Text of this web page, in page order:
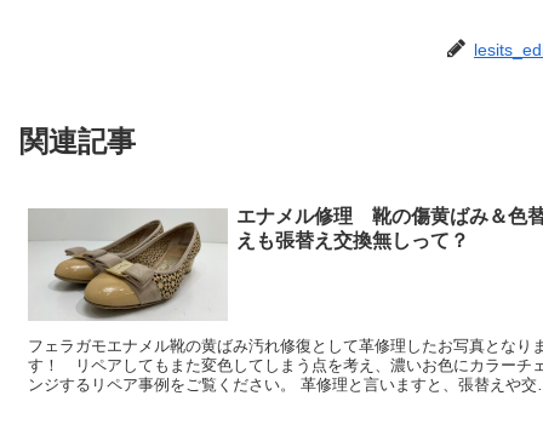
関連記事
エナメル修理 靴の傷黄ばみ＆色
えも張替え交換無しって？
フェラガモエナメル靴の黄ばみ汚れ修復として革修理したお写真となり
す！ リペアしてもまた変色してしまう点を考え、濃いお色にカラーチ
ンジするリペア事例をご覧ください。 革修理と言いますと、張替えや交換